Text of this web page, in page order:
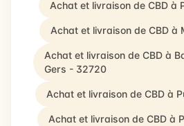
Achat et livraison de CBD à
Achat et livraison de CBD
Achat et livraison de CBD à
Gers - 32720
Achat et livraison de CBD à
Achat et livraison de CBD à